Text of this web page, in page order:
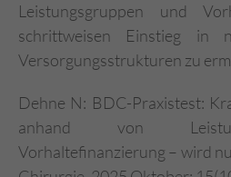
Leistungsgruppen und
schrittweisen Einstieg in
Versorgungsstrukturen zu
Dehne N: BDC-Praxistest:
anhand von
Vorhaltefinanzierung – wird